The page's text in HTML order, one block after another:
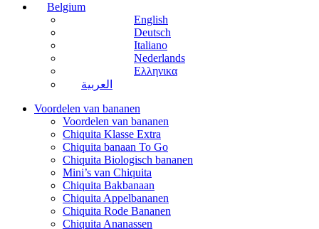
Belgium
English
Deutsch
Italiano
Nederlands
Ελληνικα
العربية
Voordelen van bananen
Voordelen van bananen
Chiquita Klasse Extra
Chiquita banaan To Go
Chiquita Biologisch bananen
Mini’s van Chiquita
Chiquita Bakbanaan
Chiquita Appelbananen
Chiquita Rode Bananen
Chiquita Ananassen